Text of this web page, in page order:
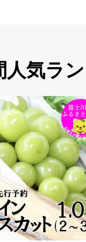
人気ラ